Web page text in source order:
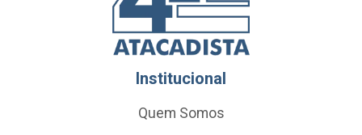
Institucional
Quem Somos